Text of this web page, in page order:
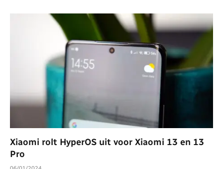
Xiaomi rolt HyperOS uit voor Xiaomi 13 en 13
Pro